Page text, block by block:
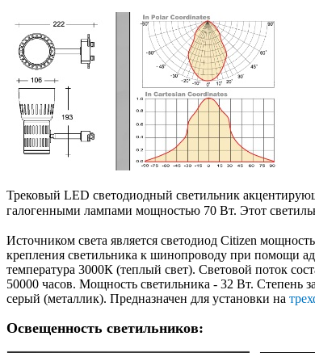
Трековый LED cветодиодный светильник
галогенными лампами мощностью 70 Вт. Этот
Источником света является светодиод Citizen
крепления светильника к шинопроводу при помощи
температура 3000К (теплый свет). Световой поток
50000 часов. Мощность светильника - 32 Вт.
серый (металлик). Предназначен для установки на
Освещенность светильников: